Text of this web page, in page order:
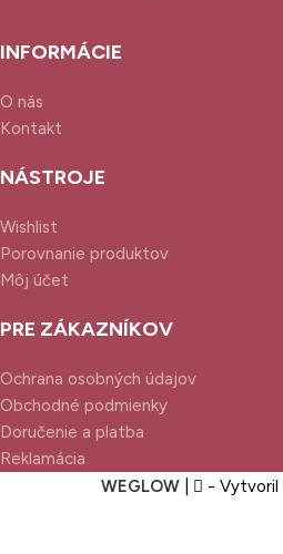
INFORMÁCIE
O nás
Kontakt
NÁSTROJE
Wishlist
Porovnanie produktov
Môj účet
PRE ZÁKAZNÍKOV
Ochrana osobných údajov
Obchodné podmienky
Doručenie a platba
Reklamácia
WEGLOW| - Vytvoril